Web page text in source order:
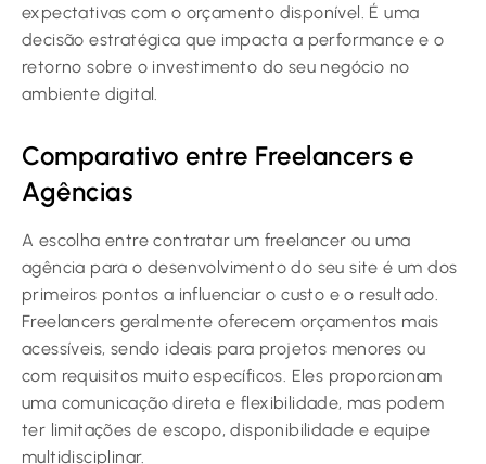
expectativas com o orçamento disponível. É uma
decisão estratégica que impacta a performance e o
retorno sobre o investimento do seu negócio no
ambiente digital.
Comparativo entre Freelancers e
Agências
A escolha entre contratar um freelancer ou uma
agência para o desenvolvimento do seu site é um dos
primeiros pontos a influenciar o custo e o resultado.
Freelancers geralmente oferecem orçamentos mais
acessíveis, sendo ideais para projetos menores ou
com requisitos muito específicos. Eles proporcionam
uma comunicação direta e flexibilidade, mas podem
ter limitações de escopo, disponibilidade e equipe
multidisciplinar.